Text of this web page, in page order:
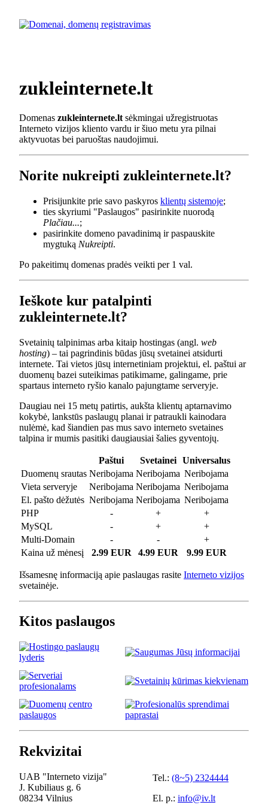
zukleinternete.lt
Domenas zukleinternete.lt sėkmingai užregistruotas
Interneto vizijos kliento vardu ir šiuo metu yra pilnai
aktyvuotas bei paruoštas naudojimui.
Norite nukreipti zukleinternete.lt?
Prisijunkite prie savo paskyros klientų sistemoje;
ties skyriumi "Paslaugos" pasirinkite nuorodą
Plačiau...;
pasirinkite domeno pavadinimą ir paspauskite
mygtuką Nukreipti.
Po pakeitimų domenas pradės veikti per 1 val.
Ieškote kur patalpinti
zukleinternete.lt?
Svetainių talpinimas arba kitaip hostingas (angl. web
hosting) – tai pagrindinis būdas jūsų svetainei atsidurti
internete. Tai vietos jūsų internetiniam projektui, el. paštui ar
duomenų bazei suteikimas patikimame, galingame, prie
spartaus interneto ryšio kanalo pajungtame serveryje.
Daugiau nei 15 metų patirtis, aukšta klientų aptarnavimo
kokybė, lankstūs paslaugų planai ir patraukli kainodara
nulėmė, kad šiandien pas mus savo interneto svetaines
talpina ir mumis pasitiki daugiausiai šalies gyventojų.
Paštui Svetainei
Universalus
Duomenų srautas Neribojama Neribojama Neribojama
Vieta serveryje
Neribojama Neribojama Neribojama
El. pašto dėžutės Neribojama Neribojama Neribojama
PHP
- +
+
MySQL
- +
+
Multi-Domain
- -
+
Kaina už mėnesį
2.99 EUR 4.99 EUR 9.99 EUR
Išsamesnę informaciją apie paslaugas rasite Interneto vizijos
svetainėje.
Kitos paslaugos
Rekvizitai
UAB "Interneto vizija"
J. Kubiliaus g. 6
08234 Vilnius
Tel.: (8~5) 2324444
El. p.: info@iv.lt